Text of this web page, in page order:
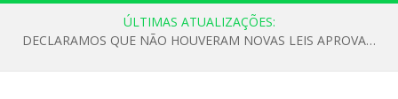
ÚLTIMAS ATUALIZAÇÕES:
DECLARAMOS QUE NÃO HOUVERAM NOVAS LEIS APROVADAS ATÉ O MOMENTO PARA O INSTITUTO DE PREVIDÊNCIA NO ANO DE 2026